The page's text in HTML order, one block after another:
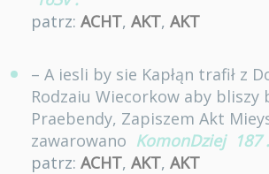
patrz: ACHT, AKT, AKT
– A iesli by sie Kapłąn trafił z
Rodzaiu Wiecorkow aby bliszy
Praebendy, Zapiszem Akt
zawarowano KomonDziej 187 .
patrz: ACHT, AKT, AKT